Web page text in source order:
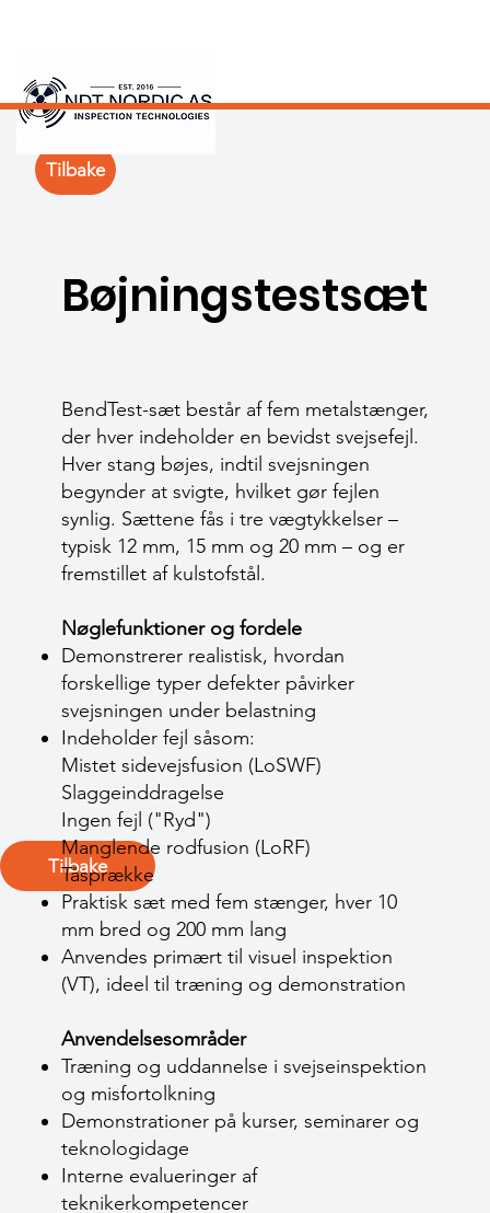
Tilbake
Bøjningstestsæt
BendTest-sæt består af fem metalstænger,
der hver indeholder en bevidst svejsefejl.
Hver stang bøjes, indtil svejsningen
begynder at svigte, hvilket gør fejlen
synlig. Sættene fås i tre vægtykkelser –
typisk 12 mm, 15 mm og 20 mm – og er
fremstillet af kulstofstål.
Nøglefunktioner og fordele
Demonstrerer realistisk, hvordan
forskellige typer defekter påvirker
svejsningen under belastning
Indeholder fejl såsom:
Mistet sidevejsfusion (LoSWF)
Slaggeinddragelse
Ingen fejl ("Ryd")
Manglende rodfusion (LoRF)
Tåsprække
Praktisk sæt med fem stænger, hver 10
mm bred og 200 mm lang
Anvendes primært til visuel inspektion
(VT), ideel til træning og demonstration
Anvendelsesområder
Træning og uddannelse i svejseinspektion
og misfortolkning
Demonstrationer på kurser, seminarer og
teknologidage
Interne evalueringer af
teknikerkompetencer
Tilbake